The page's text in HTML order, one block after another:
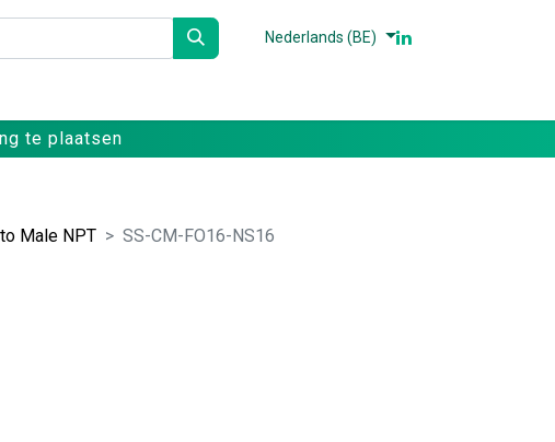
Nederlands (BE)
te plaatsen
Male NPT SS-CM-FO16-NS16